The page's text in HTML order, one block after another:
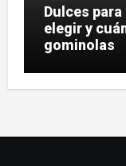
Dulces
elegir y
gominolas